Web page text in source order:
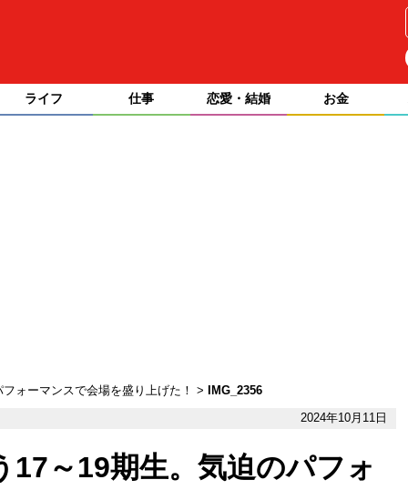
ライフ 仕事 恋愛・結婚 お金
ォーマンスで会場を盛り上げた！ IMG_2356
2024年10月11日
～19期生。気迫のパフォ